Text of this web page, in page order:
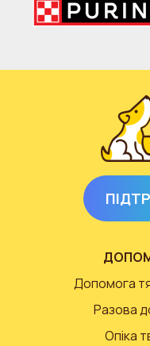
Допомога
Разова
Опіка